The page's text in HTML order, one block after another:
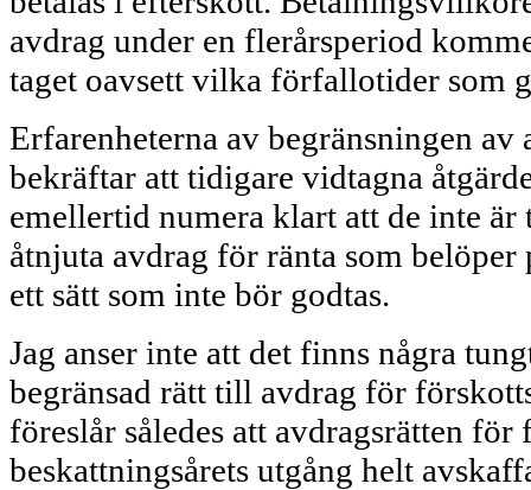
avdrag under en flerårsperiod
taget oavsett vilka förfallotider som
Erfarenheterna av begränsningen
bekräftar att tidigare vidtagna
emellertid numera klart att de inte
åtnjuta avdrag för ränta som
ett sätt som inte bör godtas.
Jag anser inte att det finns några
begränsad rätt till avdrag för
föreslår således att avdragsrätten
beskattnings­årets utgång helt